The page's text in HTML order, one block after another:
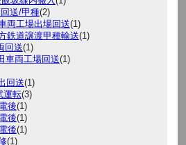
送/甲種(2)
両工場出場回送(1)
鉄道譲渡甲種輸送(1)
回送(1)
車両工場回送(1)
回送(1)
運転(3)
後(1)
後(1)
後(1)
(1)